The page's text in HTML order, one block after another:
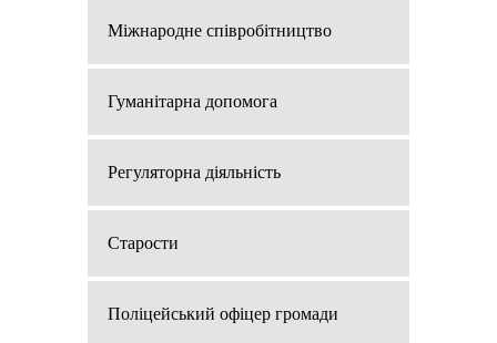
Міжнародне співробітництво
Гуманітарна допомога
Регуляторна діяльність
Старости
Поліцейський офіцер громади